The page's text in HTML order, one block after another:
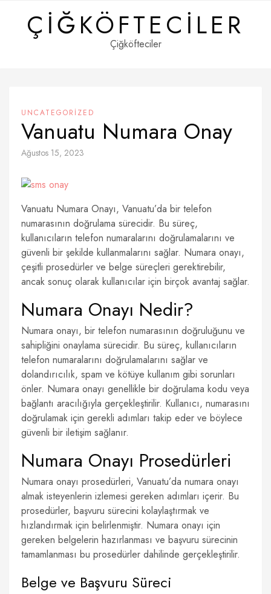
ÇIĞKÖFTECILER
Çiğköfteciler
UNCATEGORIZED
Vanuatu Numara Onay
Ağustos 15, 2023
Vanuatu Numara Onayı, Vanuatu’da bir telefon
numarasının doğrulama sürecidir. Bu süreç,
kullanıcıların telefon numaralarını doğrulamalarını ve
güvenli bir şekilde kullanmalarını sağlar. Numara onayı,
çeşitli prosedürler ve belge süreçleri gerektirebilir,
ancak sonuç olarak kullanıcılar için birçok avantaj sağlar.
Numara Onayı Nedir?
Numara onayı, bir telefon numarasının doğruluğunu ve
sahipliğini onaylama sürecidir. Bu süreç, kullanıcıların
telefon numaralarını doğrulamalarını sağlar ve
dolandırıcılık, spam ve kötüye kullanım gibi sorunları
önler. Numara onayı genellikle bir doğrulama kodu veya
bağlantı aracılığıyla gerçekleştirilir. Kullanıcı, numarasını
doğrulamak için gerekli adımları takip eder ve böylece
güvenli bir iletişim sağlanır.
Numara Onayı Prosedürleri
Numara onayı prosedürleri, Vanuatu’da numara onayı
almak isteyenlerin izlemesi gereken adımları içerir. Bu
prosedürler, başvuru sürecini kolaylaştırmak ve
hızlandırmak için belirlenmiştir. Numara onayı için
gereken belgelerin hazırlanması ve başvuru sürecinin
tamamlanması bu prosedürler dahilinde gerçekleştirilir.
Belge ve Başvuru Süreci